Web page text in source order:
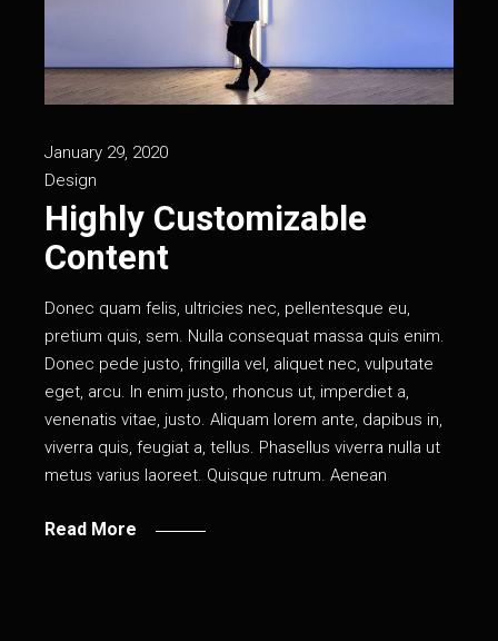
January 29, 2020
Design
Highly Customizable
Content
Donec quam felis, ultricies nec, pellentesque eu,
pretium quis, sem. Nulla consequat massa quis enim.
Donec pede justo, fringilla vel, aliquet nec, vulputate
eget, arcu. In enim justo, rhoncus ut, imperdiet a,
venenatis vitae, justo. Aliquam lorem ante, dapibus in,
viverra quis, feugiat a, tellus. Phasellus viverra nulla ut
metus varius laoreet. Quisque rutrum. Aenean
Read More